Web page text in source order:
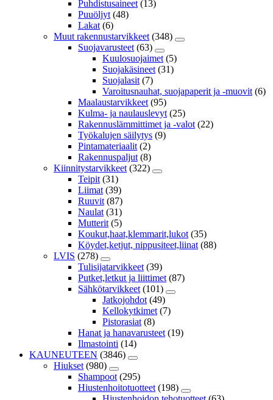
Puhdistusaineet (13)
Puuöljyt (48)
Lakat (6)
Muut rakennustarvikkeet (348)
Suojavarusteet (63)
Kuulosuojaimet (5)
Suojakäsineet (31)
Suojalasit (7)
Varoitusnauhat, suojapaperit ja -muovit (6)
Maalaustarvikkeet (95)
Kulma- ja naulauslevyt (25)
Rakennuslämmittimet ja -valot (22)
Työkalujen säilytys (9)
Pintamateriaalit (2)
Rakennuspaljut (8)
Kiinnitystarvikkeet (322)
Teipit (31)
Liimat (39)
Ruuvit (87)
Naulat (31)
Mutterit (5)
Koukut,haat,klemmarit,lukot (35)
Köydet,ketjut, nippusiteet,liinat (88)
LVIS (278)
Tulisijatarvikkeet (39)
Putket,letkut ja liittimet (87)
Sähkötarvikkeet (101)
Jatkojohdot (49)
Kellokytkimet (7)
Pistorasiat (8)
Hanat ja hanavarusteet (19)
Ilmastointi (14)
KAUNEUTEEN (3846)
Hiukset (980)
Shampoot (295)
Hiustenhoitotuotteet (198)